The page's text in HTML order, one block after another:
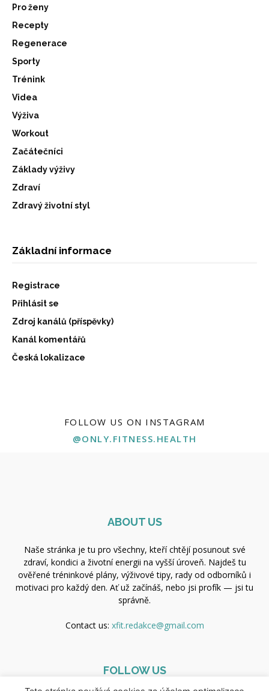
Pro ženy
Recepty
Regenerace
Sporty
Trénink
Videa
Výživa
Workout
Začátečníci
Základy výživy
Zdraví
Zdravý životní styl
Základní informace
Registrace
Přihlásit se
Zdroj kanálů (příspěvky)
Kanál komentářů
Česká lokalizace
FOLLOW US ON INSTAGRAM
@ONLY.FITNESS.HEALTH
ABOUT US
Naše stránka je tu pro všechny, kteří chtějí posunout své
zdraví, kondici a životní energii na vyšší úroveň. Najdeš tu
ověřené tréninkové plány, výživové tipy, rady od odborníků i
motivaci pro každý den. Ať už začínáš, nebo jsi profík — jsi tu
správně.
Contact us: xfit.redakce@gmail.com
FOLLOW US